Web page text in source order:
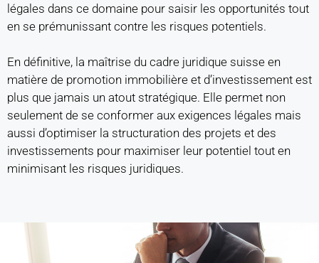
légales dans ce domaine pour saisir les opportunités tout
en se prémunissant contre les risques potentiels.
En définitive, la maîtrise du cadre juridique suisse en
matière de promotion immobilière et d’investissement est
plus que jamais un atout stratégique. Elle permet non
seulement de se conformer aux exigences légales mais
aussi d’optimiser la structuration des projets et des
investissements pour maximiser leur potentiel tout en
minimisant les risques juridiques.